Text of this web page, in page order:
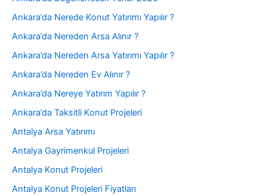
Ankara’da Nerede Konut Yatırımı Yapılır ?
Ankara’da Nereden Arsa Alınır ?
Ankara’da Nereden Arsa Yatırımı Yapılır ?
Ankara’da Nereden Ev Alınır ?
Ankara’da Nereye Yatırım Yapılır ?
Ankara’da Taksitli Konut Projeleri
Antalya Arsa Yatırımı
Antalya Gayrimenkul Projeleri
Antalya Konut Projeleri
Antalya Konut Projeleri Fiyatları